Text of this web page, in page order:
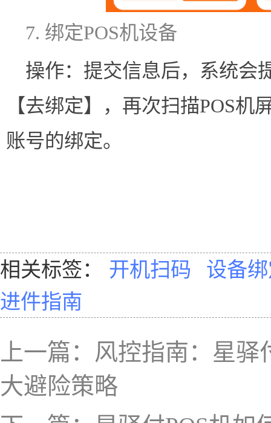
7. 绑定POS机设备
操作：提交信息后，系统会
【去绑定】，再次扫描POS
账号的绑定。
相关标签： 开机扫码
设备
进件指南
上一篇： 风控指南：星驿
大避险策略